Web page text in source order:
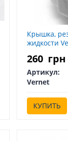
Крышка,
жидкости
260 грн
Артикул:
Vernet
КУПИТЬ